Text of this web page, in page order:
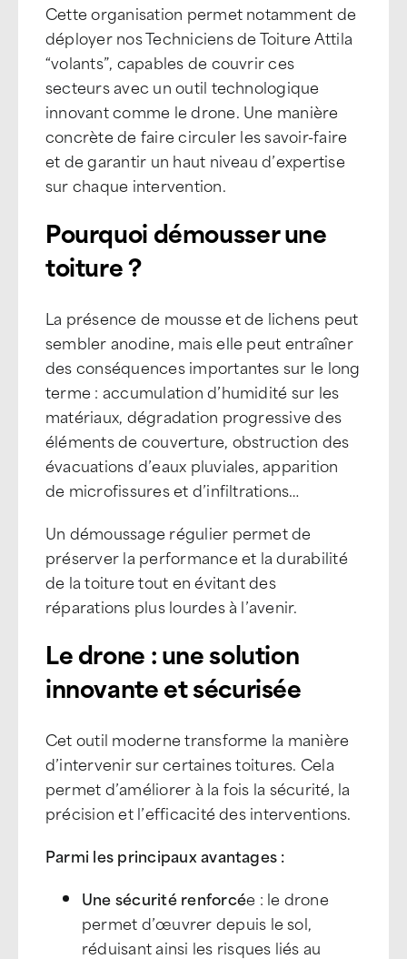
Cette organisation permet notamment de
déployer nos Techniciens de Toiture Attila
“volants”, capables de couvrir ces
secteurs avec un outil technologique
innovant comme le drone. Une manière
concrète de faire circuler les savoir-faire
et de garantir un haut niveau d’expertise
sur chaque intervention.
Pourquoi démousser une
toiture ?
La présence de mousse et de lichens peut
sembler anodine, mais elle peut entraîner
des conséquences importantes sur le long
terme : accumulation d’humidité sur les
matériaux, dégradation progressive des
éléments de couverture, obstruction des
évacuations d’eaux pluviales, apparition
de microfissures et d’infiltrations…
Un démoussage régulier permet de
préserver la performance et la durabilité
de la toiture tout en évitant des
réparations plus lourdes à l’avenir.
Le drone : une solution
innovante et sécurisée
Cet outil moderne transforme la manière
d’intervenir sur certaines toitures. Cela
permet d’améliorer à la fois la sécurité, la
précision et l’efficacité des interventions.
Parmi les principaux avantages :
Une sécurité renforcée : le drone
permet d’œuvrer depuis le sol,
réduisant ainsi les risques liés au